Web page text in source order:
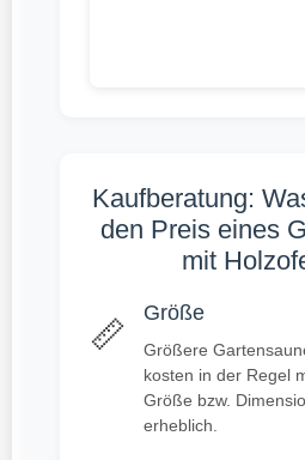
Kaufberatung:
den Preis eines
mit
📏
Größe
Größere
kosten in der Regel
Größe bzw.
erheblich.